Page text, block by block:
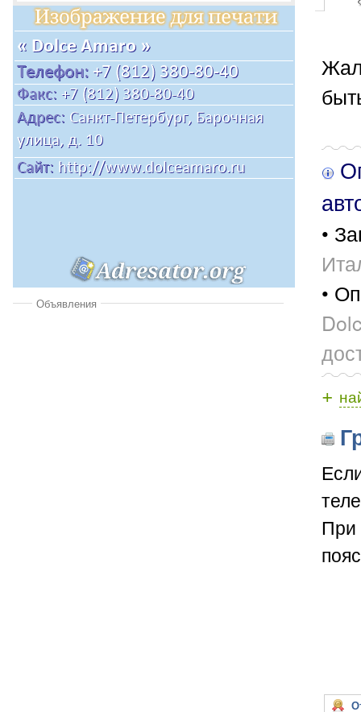
Объявления
•
•
+
При